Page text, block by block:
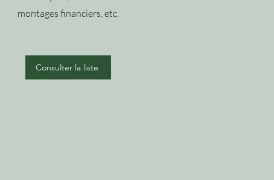
montages financiers, etc.
Consulter la liste